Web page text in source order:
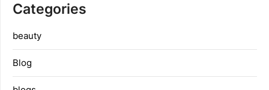
Categories
beauty
Blog